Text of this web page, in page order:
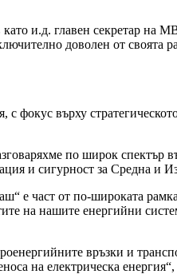
и.д. главен секретар на
доволен от своята
фокус върху
по широк спектър
и сигурност за Средна и
е част от по-широката
на нашите енергийни
връзки и
на електрическа енергия“,